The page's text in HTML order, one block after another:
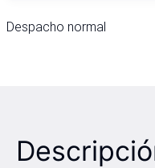
Despacho normal